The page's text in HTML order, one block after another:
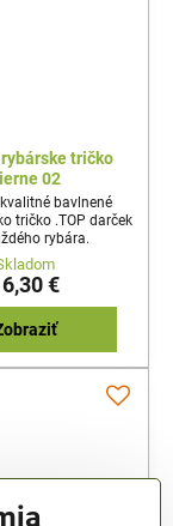
tričko
02
bavlnené
tričko .TOP darček
rybára.
€